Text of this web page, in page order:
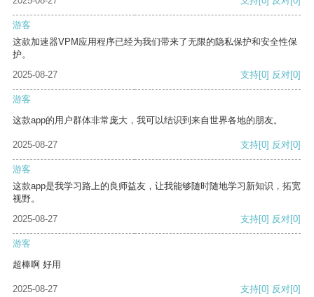
游客
这款加速器VPM应用程序已经为我们带来了无限的隐私保护和安全性保
护。
2025-08-27
支持[0] 反对[0]
游客
这款app的用户群体非常庞大，我可以结识到来自世界各地的朋友。
2025-08-27 支持[0] 反对[0]
游客
这款app是我学习路上的良师益友，让我能够随时随地学习新知识，拓宽
视野。
2025-08-27
支持[0] 反对[0]
游客
超棒啊 好用
2025-08-27 支持[0] 反对[0]